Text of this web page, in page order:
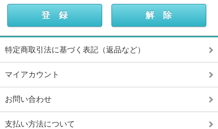
特定商取引法に基づく表記（返品など）
マイアカウント
お問い合わせ
支払い方法について